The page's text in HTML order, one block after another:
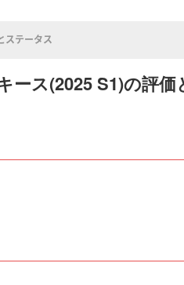
ステータス
ース(2025 S1)の評